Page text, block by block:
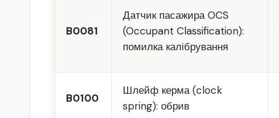
B0081
Датчик пасажира OCS
(Occupant Classification):
помилка калібрування
B0100
Шлейф керма (clock
spring): обрив